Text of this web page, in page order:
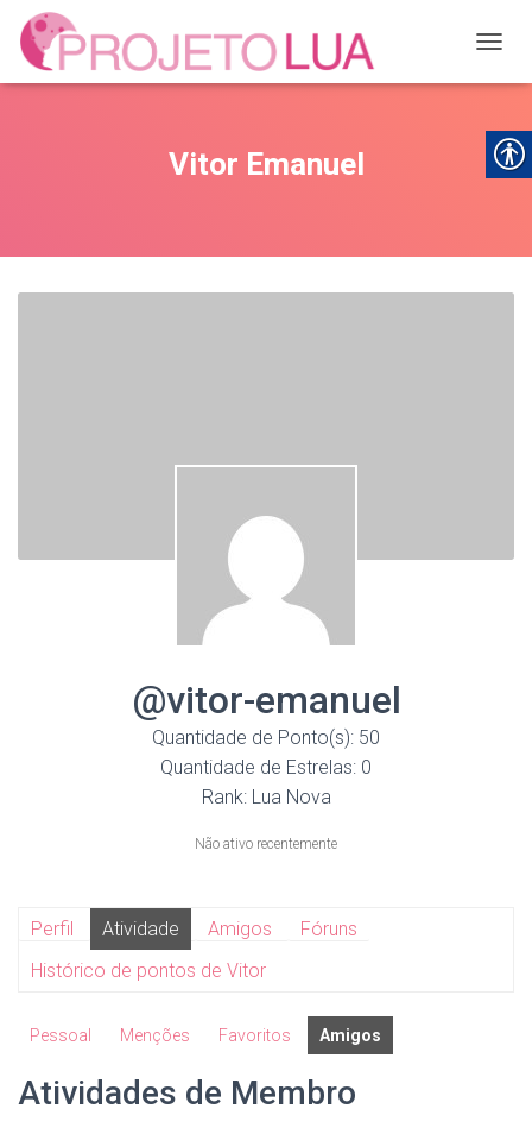
Vitor Emanuel
@vitor-emanuel
Quantidade de Ponto(s): 50
Quantidade de Estrelas: 0
Rank: Lua Nova
Não ativo recentemente
Perfil Atividade Amigos
Fóruns
Histórico de pontos de Vitor
Pessoal Menções Favoritos Amigos
Atividades de Membro